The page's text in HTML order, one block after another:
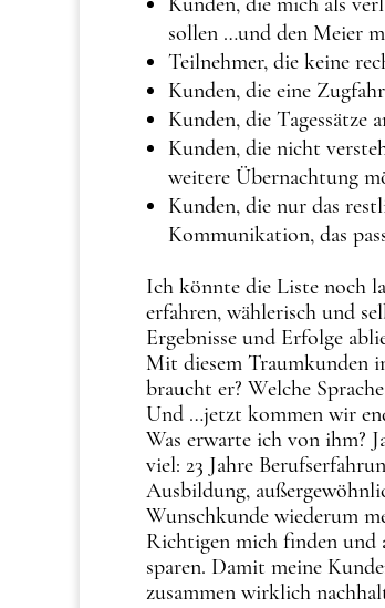
sollen …und den Meier
Teilnehmer, die keine
Kunden, die eine
Kunden, die
Kunden, die nicht
weitere Übernachtung
Kunden, die nur das
Kommunikation, das
Ich könnte die Liste noch
erfahren, wählerisch und
Ergebnisse und Erfolge
Mit diesem Traumkunden
braucht er? Welche
Und …jetzt kommen wir
Was erwarte ich von ihm?
viel: 23 Jahre
Ausbildung,
Wunschkunde wiederum
Richtigen mich finden und
sparen. Damit meine
zusammen wirklich